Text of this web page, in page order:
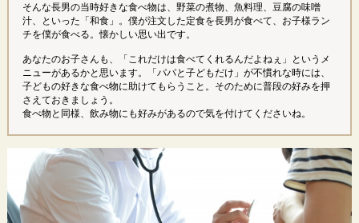
そんな長男の当時好きな食べ物は、野菜の煮物、魚料理、豆腐の味噌
汁、といった「和食」。僕が注文した定食を長男が食べて、お子様ラン
チを僕が食べる。懐かしい思い出です。
あなたのお子さんも、「これだけは食べてくれるんだよねぇ」というメ
ニューがあるかと思います。「パパと子どもだけ」が不慣れな時には、
子どもの好きな食べ物に助けてもらうこと。そのために普段の好みを押
さえておきましょう。
食べ物と同様、飲み物にも好みがあるので気を付けてくださいね。